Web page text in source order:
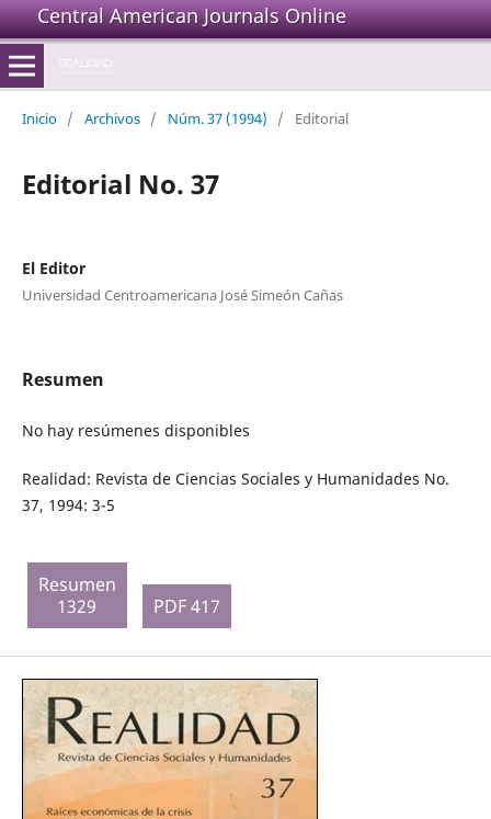
Central American Journals Online
Inicio / Archivos / Núm. 37 (1994) / Editorial
Editorial No. 37
El Editor
Universidad Centroamericana José Simeón Cañas
Resumen
No hay resúmenes disponibles
Realidad: Revista de Ciencias Sociales y Humanidades No.
37, 1994: 3-5
Resumen
1329
PDF 417